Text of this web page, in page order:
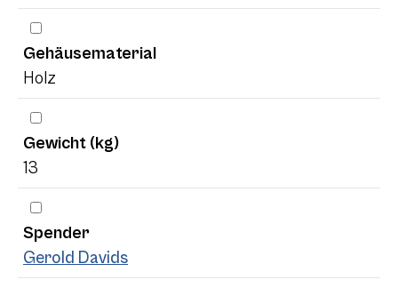
Gehäusematerial
Holz
Gewicht (kg)
13
Spender
Gerold Davids